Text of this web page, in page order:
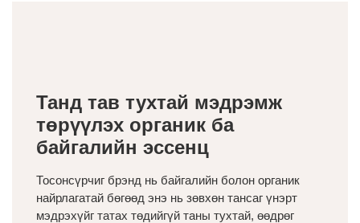
Танд тав тухтай мэдрэмж
төрүүлэх органик ба
байгалийн эссенц
Тосонсүрчиг брэнд нь байгалийн болон органик
найрлагатай бөгөөд энэ нь зөвхөн тансаг үнэрт
мэдрэхүйг татах төдийгүй таны тухтай, өөдрөг